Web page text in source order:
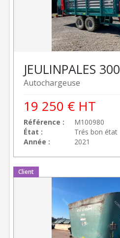
Autochargeuse
JEULINPALES 300
Référence
M100980
État
Trés bon état
Année
2021
19 250 € HT
Client